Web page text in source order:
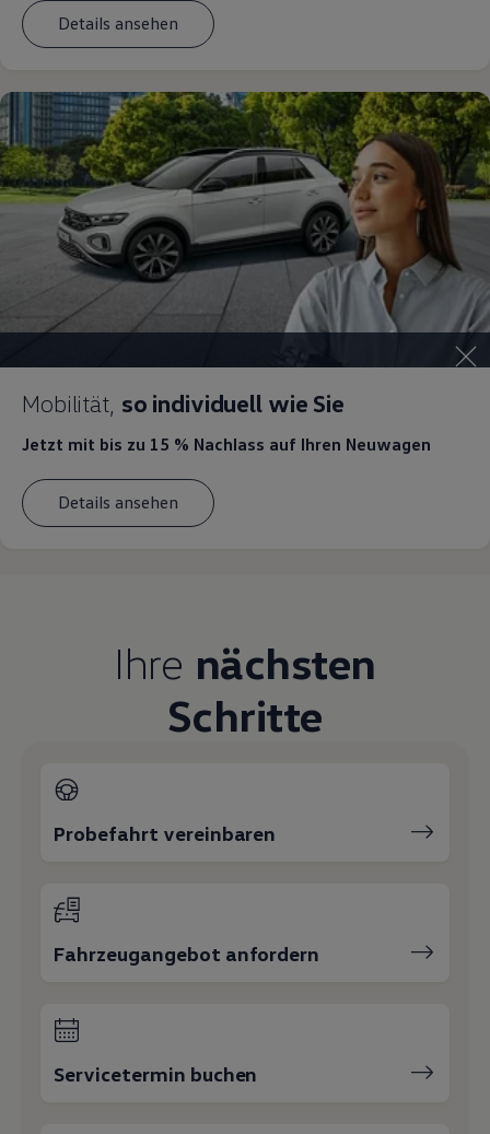
Details ansehen
Mobilität, so individuell wie Sie
Jetzt mit bis zu 15 % Nachlass auf Ihren Neuwagen
Details ansehen
Ihre nächsten
Schritte
Probefahrt vereinbaren
Fahrzeugangebot anfordern
Servicetermin buchen